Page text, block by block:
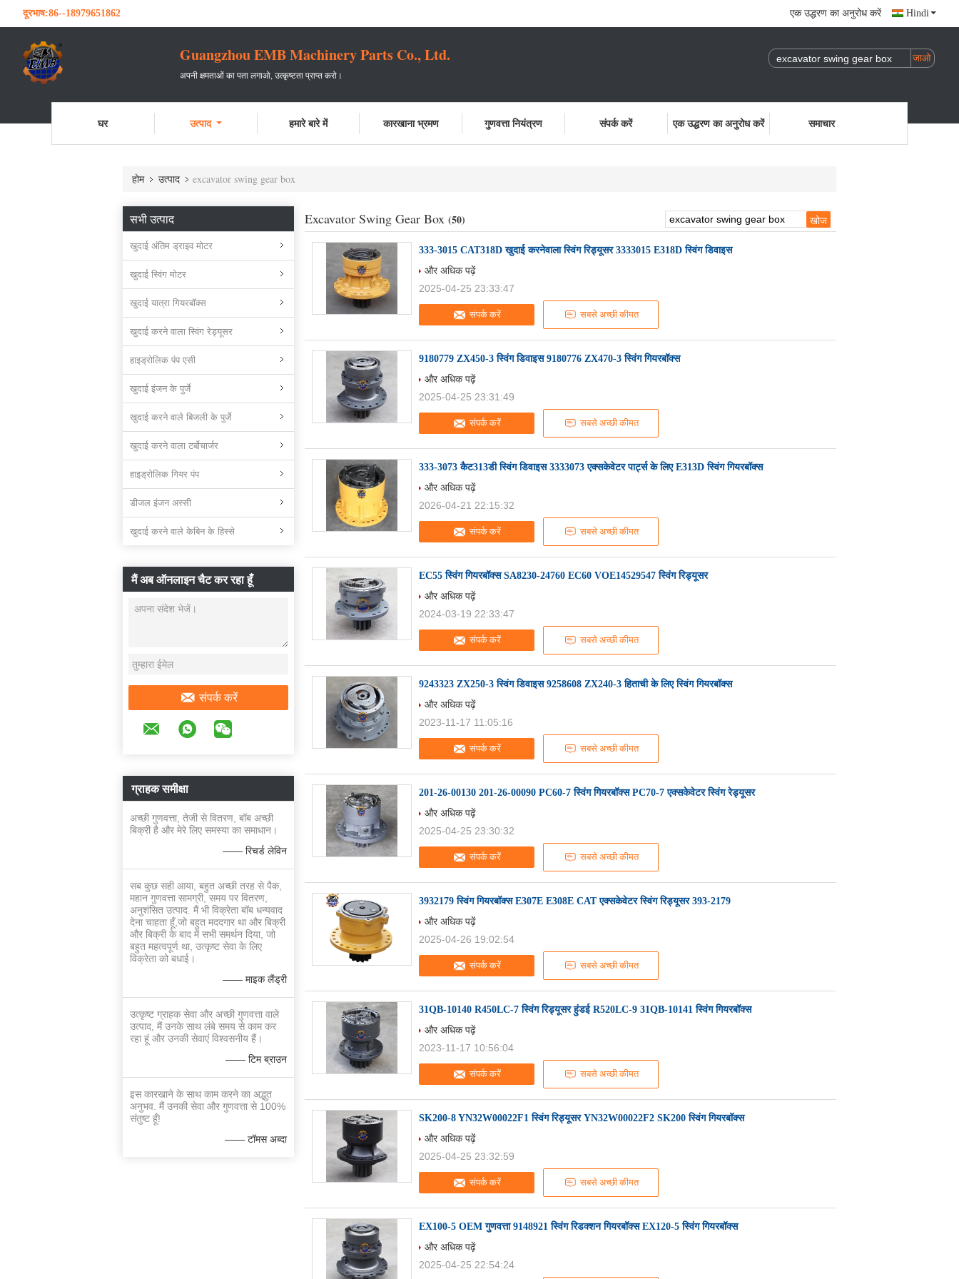
दूरभाष:86--18979651862 एक उद्धरण का अनुरोध करें Hindi
Guangzhou EMB Machinery Parts Co., Ltd.
अपनी क्षमताओं का पता लगाओ, उत्कृष्टता प्राप्त करो।
घर उत्पाद हमारे बारे में कारखाना भ्रमण गुणवत्ता नियंत्रण संपर्क करें एक उद्धरण का अनुरोध करें समाचार
होम उत्पाद excavator swing gear box
सभी उत्पाद
खुदाई अंतिम ड्राइव मोटर
खुदाई स्विंग मोटर
खुदाई यात्रा गियरबॉक्स
खुदाई करने वाला स्विंग रेड्यूसर
हाइड्रोलिक पंप एसी
खुदाई इंजन के पुर्जे
खुदाई करने वाले बिजली के पुर्जे
खुदाई करने वाला टर्बोचार्जर
हाइड्रोलिक गियर पंप
डीजल इंजन अस्सी
खुदाई करने वाले केबिन के हिस्से
मैं अब ऑनलाइन चैट कर रहा हूँ
संपर्क करें
ग्राहक समीक्षा
अच्छी गुणवत्ता, तेजी से वितरण, बॉब अच्छी
बिक्री है और मेरे लिए समस्या का समाधान।
—— रिचर्ड लेविन
सब कुछ सही आया, बहुत अच्छी तरह से पैक,
महान गुणवत्ता सामग्री, समय पर वितरण,
अनुशंसित उत्पाद. मैं भी विक्रेता बॉब धन्यवाद
देना चाहता हूँ,जो बहुत मददगार था और बिक्री
और बिक्री के बाद में सभी समर्थन दिया, जो
बहुत महत्वपूर्ण था, उत्कृष्ट सेवा के लिए
विक्रेता को बधाई।
—— माइक लैंड्री
उत्कृष्ट ग्राहक सेवा और अच्छी गुणवत्ता वाले
उत्पाद, मैं उनके साथ लंबे समय से काम कर
रहा हूं और उनकी सेवाएं विश्वसनीय हैं।
—— टिम ब्राउन
इस कारखाने के साथ काम करने का अद्भुत
अनुभव. मैं उनकी सेवा और गुणवत्ता से 100%
संतुष्ट हूँ!
—— टॉमस अब्दा
Excavator Swing Gear Box (50)
333-3015 CAT318D खुदाई करनेवाला स्विंग रिड्यूसर 3333015 E318D स्विंग डिवाइस
संपर्क करें सबसे अच्छी कीमत
और अधिक पढ़ें
2025-04-25 23:33:47
9180779 ZX450-3 स्विंग डिवाइस 9180776 ZX470-3 स्विंग गियरबॉक्स
संपर्क करें सबसे अच्छी कीमत
और अधिक पढ़ें
2025-04-25 23:31:49
333-3073 कैट313डी स्विंग डिवाइस 3333073 एक्सकेवेटर पार्ट्स के लिए E313D स्विंग गियरबॉक्स
संपर्क करें सबसे अच्छी कीमत
और अधिक पढ़ें
2026-04-21 22:15:32
EC55 स्विंग गियरबॉक्स SA8230-24760 EC60 VOE14529547 स्विंग रिड्यूसर
संपर्क करें सबसे अच्छी कीमत
और अधिक पढ़ें
2024-03-19 22:33:47
9243323 ZX250-3 स्विंग डिवाइस 9258608 ZX240-3 हिताची के लिए स्विंग गियरबॉक्स
संपर्क करें सबसे अच्छी कीमत
और अधिक पढ़ें
2023-11-17 11:05:16
201-26-00130 201-26-00090 PC60-7 स्विंग गियरबॉक्स PC70-7 एक्सकेवेटर स्विंग रेड्यूसर
संपर्क करें सबसे अच्छी कीमत
और अधिक पढ़ें
2025-04-25 23:30:32
3932179 स्विंग गियरबॉक्स E307E E308E CAT एक्सकेवेटर स्विंग रिड्यूसर 393-2179
संपर्क करें सबसे अच्छी कीमत
और अधिक पढ़ें
2025-04-26 19:02:54
31QB-10140 R450LC-7 स्विंग रिड्यूसर हुंडई R520LC-9 31QB-10141 स्विंग गियरबॉक्स
संपर्क करें सबसे अच्छी कीमत
और अधिक पढ़ें
2023-11-17 10:56:04
SK200-8 YN32W00022F1 स्विंग रिड्यूसर YN32W00022F2 SK200 स्विंग गियरबॉक्स
संपर्क करें सबसे अच्छी कीमत
और अधिक पढ़ें
2025-04-25 23:32:59
EX100-5 OEM गुणवत्ता 9148921 स्विंग रिडक्शन गियरबॉक्स EX120-5 स्विंग गियरबॉक्स
और अधिक पढ़ें
2025-04-25 22:54:24